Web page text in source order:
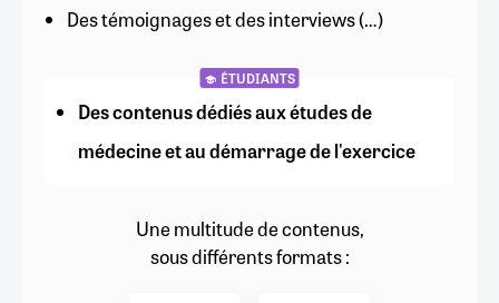
Des témoignages et des interviews (…)
ÉTUDIANTS
Des contenus dédiés aux études de
médecine et au démarrage de l'exercice
Une multitude de contenus,
sous différents formats :